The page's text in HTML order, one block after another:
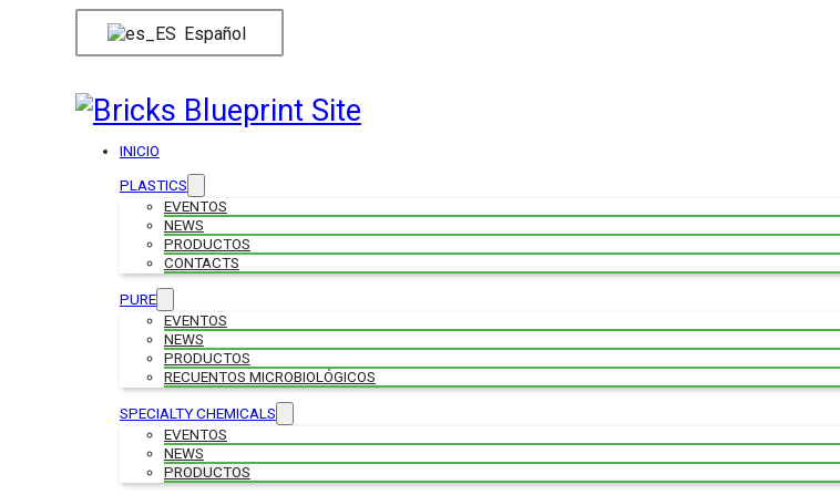
Español
INICIO
PLASTICS
EVENTOS
NEWS
PRODUCTOS
CONTACTS
PURE
EVENTOS
NEWS
PRODUCTOS
RECUENTOS MICROBIOLÓGICOS
SPECIALTY CHEMICALS
EVENTOS
NEWS
PRODUCTOS